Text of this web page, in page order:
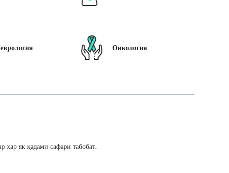
Онкология
як қадами сафари табобат.